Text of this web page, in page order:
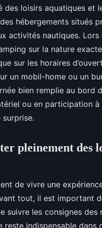
loisirs aquatiques et
hébergements situés
activités nautiques.
sur la nature
sur les horaires
un mobil-home ou un
bien remplie au bord
ou en participation
surprise.
pleinement des
de vivre une
tout, il est important
suivre les consignes des
indispensable dans